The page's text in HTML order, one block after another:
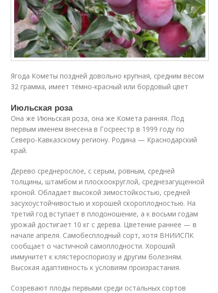
Ягода Кометы поздней довольно крупная, средним весом
32 грамма, имеет тёмно-красный или бордовый цвет
Июльская роза
Она же Июньская роза, она же Комета ранняя. Под
первым именем внесена в Госреестр в 1999 году по
Северо-Кавказскому региону. Родина — Краснодарский
край.
Дерево среднерослое, с серым, ровным, средней
толщины, штамбом и плоскоокруглой, среднезагущенной
кроной. Обладает высокой зимостойкостью, средней
засухоустойчивостью и хорошей скороплодностью. На
третий год вступает в плодоношение, а к восьми годам
урожай достигает 10 кг с дерева. Цветение раннее — в
начале апреля. Самобесплодный сорт, хотя ВНИИСПК
сообщает о частичной самоплодности. Хороший
иммунитет к клястероспориозу и другим болезням.
Высокая адаптивность к условиям произрастания.
Созревают плоды первыми среди остальных сортов